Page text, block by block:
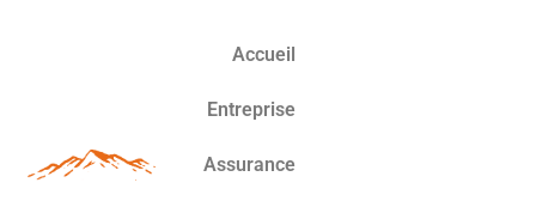
Accueil
Entreprise
Assurance